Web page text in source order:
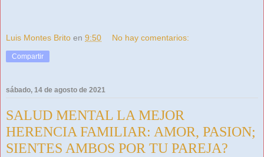
Luis Montes Brito en 9:50 No hay comentarios:
Compartir
sábado, 14 de agosto de 2021
SALUD MENTAL LA MEJOR
HERENCIA FAMILIAR: AMOR, PASION;
SIENTES AMBOS POR TU PAREJA?